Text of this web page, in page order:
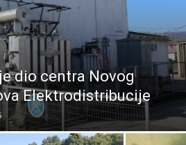
dio centra Novog
Elektrodistribucije